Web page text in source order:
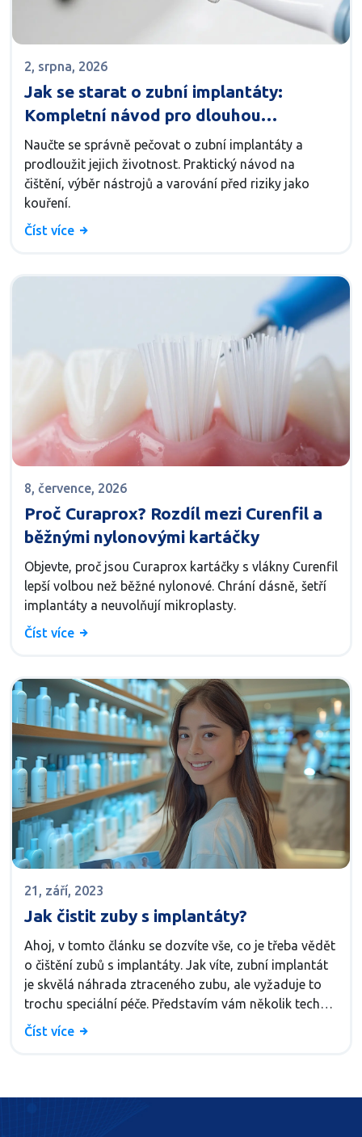
2, srpna, 2026
Jak se starat o zubní implantáty:
Kompletní návod pro dlouhou
životnost
Naučte se správně pečovat o zubní implantáty a
prodloužit jejich životnost. Praktický návod na
čištění, výběr nástrojů a varování před riziky jako
kouření.
Číst více
8, července, 2026
Proč Curaprox? Rozdíl mezi Curenfil a
běžnými nylonovými kartáčky
Objevte, proč jsou Curaprox kartáčky s vlákny Curenfil
lepší volbou než běžné nylonové. Chrání dásně, šetří
implantáty a neuvolňují mikroplasty.
Číst více
21, září, 2023
Jak čistit zuby s implantáty?
Ahoj, v tomto článku se dozvíte vše, co je třeba vědět
o čištění zubů s implantáty. Jak víte, zubní implantát
je skvělá náhrada ztraceného zubu, ale vyžaduje to
trochu speciální péče. Představím vám několik technik
a nástrojů pro správné čištění a údržbu vašich
Číst více